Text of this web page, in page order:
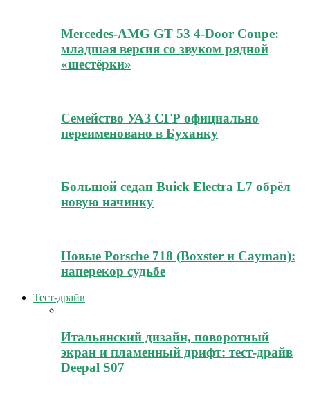
Mercedes-AMG GT 53 4-Door Coupe:
младшая версия со звуком рядной
«шестёрки»
Семейство УАЗ СГР официально
переименовано в Буханку
Большой седан Buick Electra L7 обрёл
новую начинку
Новые Porsche 718 (Boxster и Cayman):
наперекор судьбе
Тест-драйв
Итальянский дизайн, поворотный
экран и пламенный дрифт: тест-драйв
Deepal S07